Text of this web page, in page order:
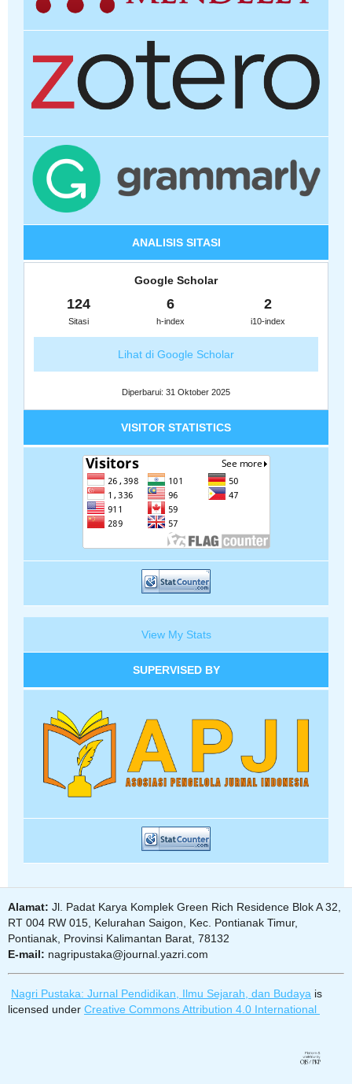
ANALISIS SITASI
Google Scholar
124
Sitasi
6
h-index
2
i10-index
Lihat di Google Scholar
Diperbarui: 31 Oktober 2025
VISITOR STATISTICS
View My Stats
SUPERVISED BY
Alamat: Jl. Padat Karya Komplek Green Rich Residence Blok A 32,
RT 004 RW 015, Kelurahan Saigon, Kec. Pontianak Timur,
Pontianak, Provinsi Kalimantan Barat, 78132
E-mail: nagripustaka@journal.yazri.com
Nagri Pustaka: Jurnal Pendidikan, Ilmu Sejarah, dan Budayais
licensed under Creative Commons Attribution 4.0 International